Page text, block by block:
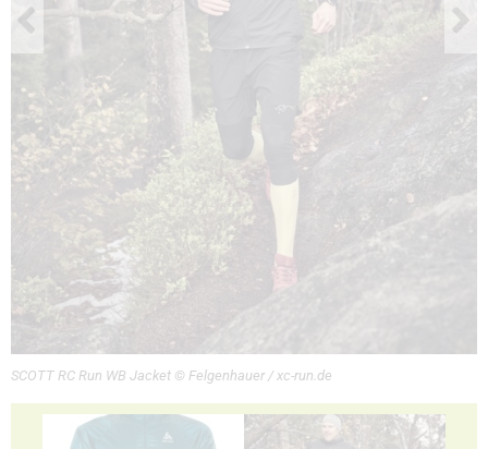
SCOTT RC Run WB Jacket © Felgenhauer / xc-run.de